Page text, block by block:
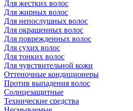
Для жестких волос
Для жирных волос
Для непослушных волос
Для окрашенных волос
Для поврежденных волос
Для сухих волос
Для тонких волос
Для чувствительной кожи
Оттеночные кондиционеры
Против выпадения волос
Солнцезащитные
Технические средства